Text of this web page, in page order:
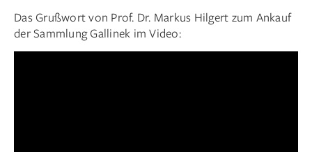
Das Grußwort von Prof. Dr. Markus Hilgert zum Ankauf
der Sammlung Gallinek im Video: